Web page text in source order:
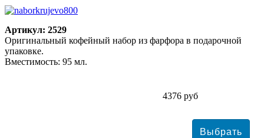
Артикул: 2529
Оригинальный кофейный набор из фарфора в подарочной
упаковке.
Вместимость: 95 мл.
4376 руб